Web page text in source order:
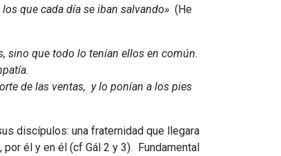
que cada día se iban salvando» (He
sino que todo lo tenían ellos en común.
de las ventas, y lo ponían a los pies
discípulos: una fraternidad que llegara
él y en él (cf Gál 2 y 3). Fundamental